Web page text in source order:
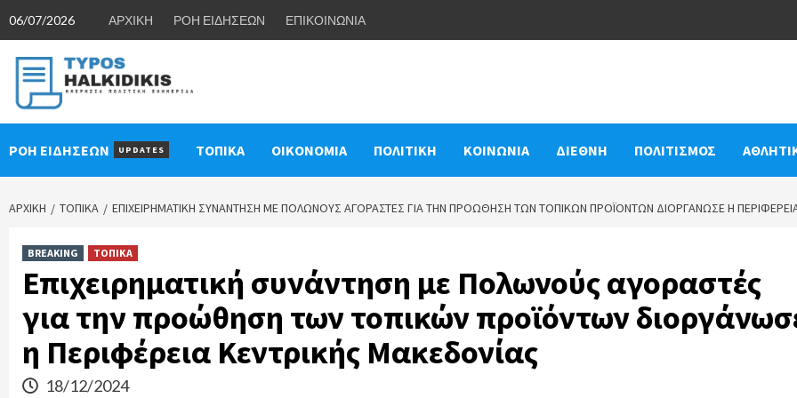
content
06/07/2026 ΑΡΧΙΚΗ ΡΟΗ ΕΙΔΗΣΕΩΝ ΕΠΙΚΟΙΝΩΝΙΑ
ΡΟΗ ΕΙΔΗΣΕΩΝ UPDATES ΤΟΠΙΚΑ ΟΙΚΟΝΟΜΙΑ ΠΟΛΙΤΙΚΗ ΚΟΙΝΩΝΙΑ ΔΙΕΘΝΗ ΠΟΛΙΤΙΣΜΟΣ
ΑΡΧΙΚΉ ΤΟΠΙΚΑ ΕΠΙΧΕΙΡΗΜΑΤΙΚΉ ΣΥΝΆΝΤΗΣΗ ΜΕ ΠΟΛΩΝΟΎΣ ΑΓΟΡΑΣΤΈΣ ΓΙΑ ΤΗΝ ΠΡΟΏΘΗΣΗ ΤΩΝ ΤΟΠΙΚΏΝ ΠΡΟΪΌΝΤΩΝ ΔΙΟΡΓΆΝΩΣΕ Η
BREAKING ΤΟΠΙΚΑ
Επιχειρηματική συνάντηση με Πολωνούς αγοραστές
για την προώθηση των τοπικών προϊόντων
η Περιφέρεια Κεντρικής Μακεδονίας
18/12/2024